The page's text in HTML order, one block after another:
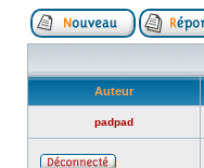
Auteur
padpad